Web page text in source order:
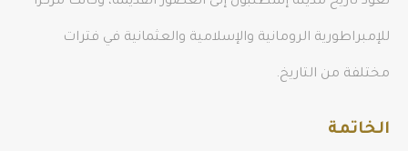
للإمبراطورية الرومانية والإسلامية والعثمانية في فترات
مختلفة من التاريخ.
الخاتمة